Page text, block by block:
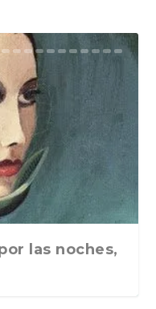
las noches,